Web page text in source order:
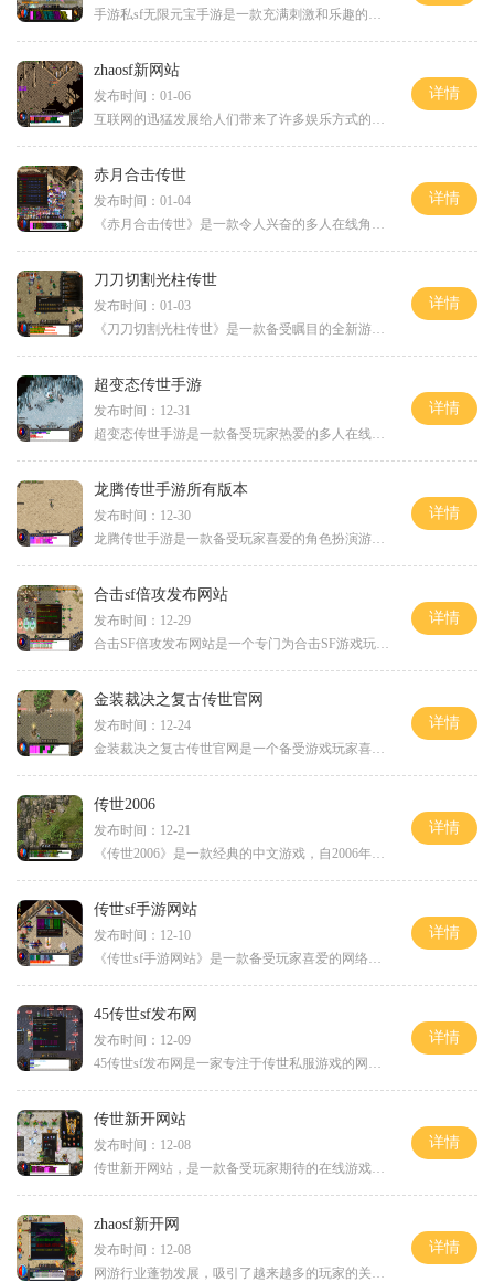
手游私sf无限元宝手游是一款充满刺激和乐趣的手机游戏，给玩家带来了无限的元宝和激动人心的游戏体验。该游戏采用了私人服务器的模式，让你尽情享受无限的游戏资源和无敌的游戏
zhaosf新网站
发布时间：01-06
互联网的迅猛发展给人们带来了许多娱乐方式的革新，其中网络游戏作为其中之一，已经成为现代人生活中的重要组成部分。而最近上线的"zhaosf新网站"，将给游戏迷们带来更加新奇、刺
详情
赤月合击传世
发布时间：01-04
《赤月合击传世》是一款令人兴奋的多人在线角色扮演游戏，具有多种刺激的玩法和丰富多样的游戏内容。本文将为您介绍《赤月合击传世》的具体玩法，让您更好地了解这款游戏。让
详情
刀刀切割光柱传世
发布时间：01-03
《刀刀切割光柱传世》是一款备受瞩目的全新游戏，以其创新的玩法和精美的画面迅速走红。它带给玩家独具魅力的游戏体验，不仅有令人着迷的剧情，更有刺激的挑战和多样的玩法。
详情
超变态传世手游
发布时间：12-31
超变态传世手游是一款备受玩家热爱的多人在线角色扮演游戏，它以其独特的玩法和精美的画面设计吸引了一大批玩家的关注和参与。本文将为大家详细介绍超变态传世手游的具体玩法
详情
龙腾传世手游所有版本
发布时间：12-30
龙腾传世手游是一款备受玩家喜爱的角色扮演游戏，游戏拥有多个版本，每个版本都因为独特的玩法而受到了玩家的推崇和热爱。我们来介绍最初的版本：龙腾传世手游经典版。这个版
详情
合击sf倍攻发布网站
发布时间：12-29
合击SF倍攻发布网站是一个专门为合击SF游戏玩家提供倍攻服务的在线平台。在这个网站上，玩家可以获取到最新、最全面的合击SF倍攻信息，以及与其他玩家交流分享游戏心得。合击S
详情
金装裁决之复古传世官网
发布时间：12-24
金装裁决之复古传世官网是一个备受游戏玩家喜爱的网站，它为玩家提供了一个独特的复古游戏体验。游戏中融合了经典传世的元素，以及一些全新的创新玩法，让玩家们重温过去的经
详情
传世2006
发布时间：12-21
《传世2006》是一款经典的中文游戏，自2006年开始运营至今无数玩家爱不释手。本文将向大家介绍这款游戏的具体玩法，并探讨一下其魅力所在。让我们来了解一下《传世2006》的背景故
详情
传世sf手游网站
发布时间：12-10
《传世sf手游网站》是一款备受玩家喜爱的网络游戏。该游戏以传世为背景，拥有丰富多样的玩法，让玩家可以在虚拟的世界里体验到各种刺激和乐趣。游戏的主要玩法是角色扮演玩家可
详情
45传世sf发布网
发布时间：12-09
45传世sf发布网是一家专注于传世私服游戏的网络平台，为广大游戏爱好者提供高品质的传世私服游戏体验。传世私服作为一款经典的角色扮演游戏，深受玩家喜爱，因为其画面精美、剧
详情
传世新开网站
发布时间：12-08
传世新开网站，是一款备受玩家期待的在线游戏。它以其丰富的游戏内容和独特的玩法吸引了大量的玩家。下面将为大家详细介绍这款游戏的具体玩法。传世新开网站拥有一个庞大的游
详情
zhaosf新开网
发布时间：12-08
网游行业蓬勃发展，吸引了越来越多的玩家的关注和参与。zhaosf新开网游作为一款备受期待的网游，以其独特的玩法和精美的画面，引起了广大玩家的热情。本文将为大家介绍zhaosf新开
详情